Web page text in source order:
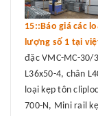
15::Báo giá các
lượng số 1 tại
đặc VMC-MC-30/
L36x50-4, chân
loại kẹp tôn
700-N, Mini rail